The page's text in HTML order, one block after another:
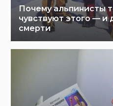
Почему альпинисты
чувствуют этого — и
смерти